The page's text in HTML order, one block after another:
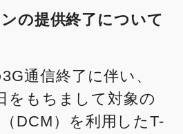
の提供終了について
通信終了に伴い、
をもちまして対象の
DCM）を利用したT-